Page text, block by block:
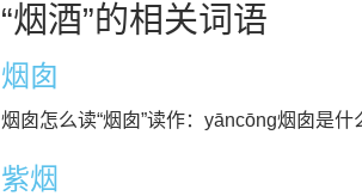
“烟酒”的相关词语
烟囱
烟囱怎么读“烟囱”读作：yāncōng烟囱是什
紫烟